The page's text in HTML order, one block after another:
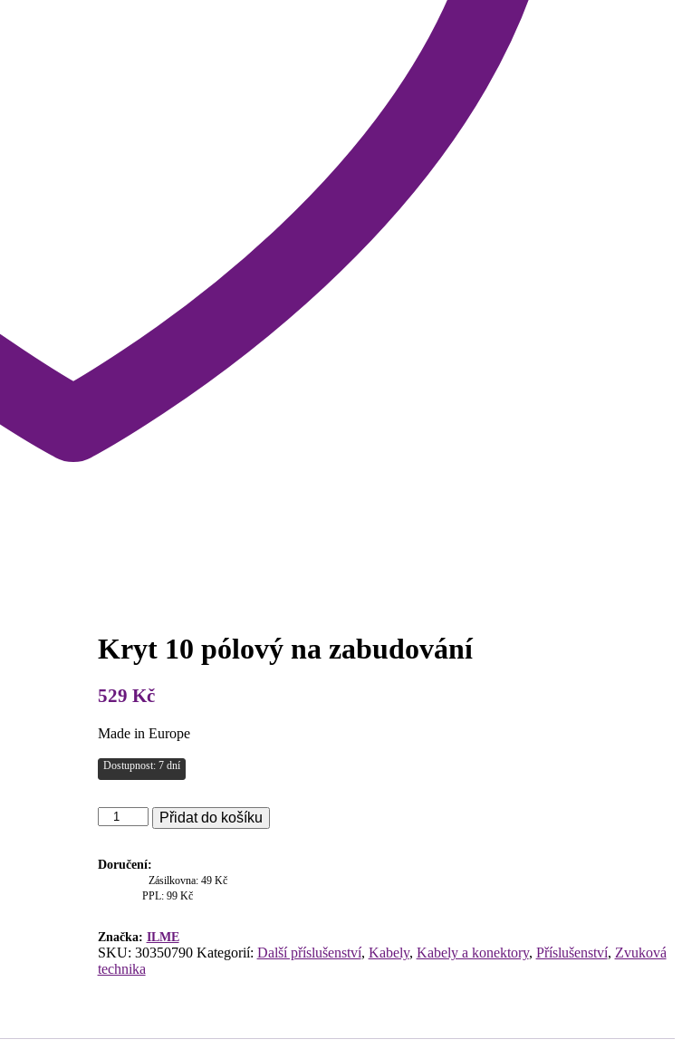
Kryt 10 pólový na zabudování
529 Kč
Made in Europe
Dostupnost: 7 dní
Kryt
10
na
zabudování
množství
Přidat do košíku
Doručení:
Zásilkovna: 49 Kč
PPL: 99 Kč
Značka: ILME
SKU: 30350790 Kategorií: Další příslušenství, Kabely, Kabely a konektory, Příslušenství, Zvuková
technika